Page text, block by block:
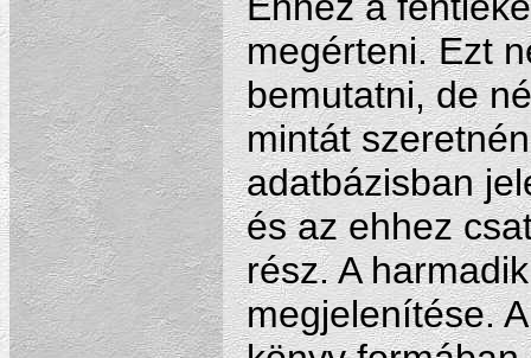
megérteni. Ezt
bemutatni, de
mintát
adatbázisban
és az ehhez
rész. A
megjelenítése.